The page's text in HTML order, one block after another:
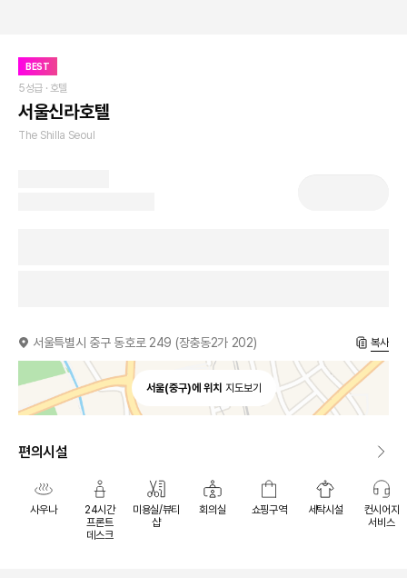
BEST
5성급 · 호텔
서울신라호텔
The Shilla Seoul
서울특별시 중구 동호로 249 (장충동2가 202) 복사
서울(중구)에 위치 지도보기
편의시설
사우나
24시간
프론트
데스크
미용실/뷰티
샵
회의실 쇼핑구역 세탁시설
컨시어지
서비스